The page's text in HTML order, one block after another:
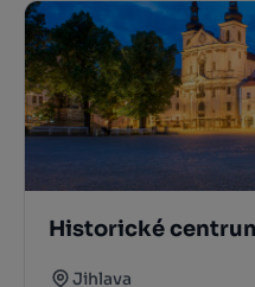
Historické
Jihlava